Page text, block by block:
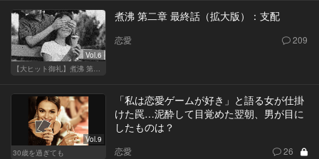
Vol.6
【大ヒット御礼】煮沸 第二章
煮沸 第二章 最終話（拡大版）：支配
恋愛 209
Vol.9
30歳を過ぎても
「私は恋愛ゲームが好き」と語る女が仕掛
けた罠…泥酔して目覚めた翌朝、男が目に
したものは？
恋愛 26